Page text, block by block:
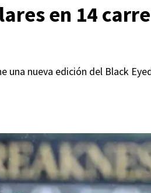
en 14
una nueva edición del Black